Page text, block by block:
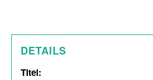
DETAILS
Titel: